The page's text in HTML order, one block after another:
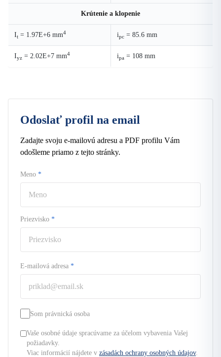
Krútenie a klopenie
It = 1.97E+6 mm4 ipc = 85.6 mm
Iyz = 2.02E+7 mm4 ipa = 108 mm
Odoslať profil na email
Zadajte svoju e-mailovú adresu a PDF profilu Vám
odošleme priamo z tejto stránky.
Meno *
Priezvisko *
E-mailová adresa *
Som právnická osoba
Vaše osobné údaje spracúvame za účelom vybavenia Vašej
požiadavky.
Viac informácií nájdete v zásadách ochrany osobných údajov.